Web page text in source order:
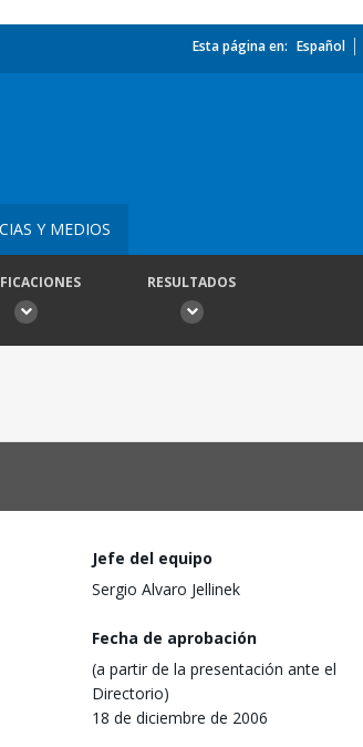
Esta página en: Español
Y MEDIOS
RESULTADOS
Jefe del equipo
Sergio Alvaro Jellinek
Fecha de aprobación
(a partir de la presentación ante el
Directorio)
18 de diciembre de 2006